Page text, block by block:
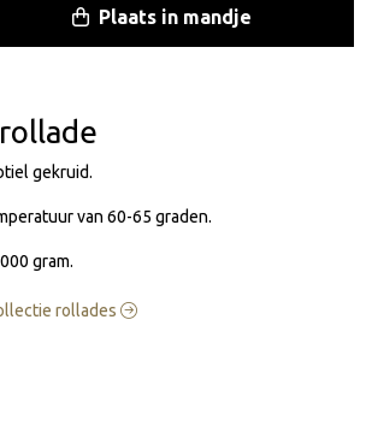
gekruid.
van 60-65 graden.
gram.
Plaats in mandje
rollades